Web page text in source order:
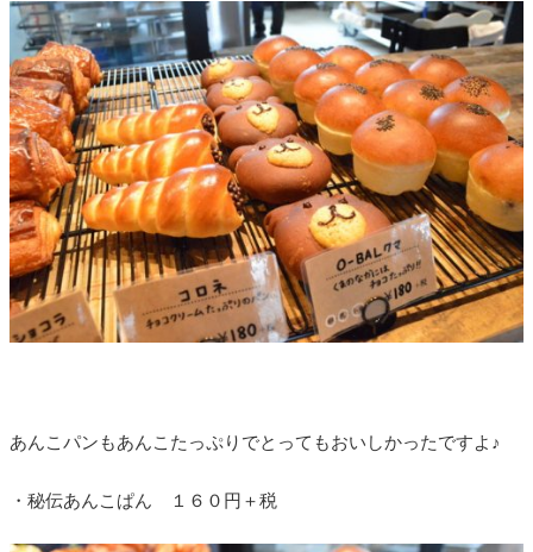
あんこパンもあんこたっぷりでとってもおいしかったですよ♪
・秘伝あんこぱん １６０円＋税